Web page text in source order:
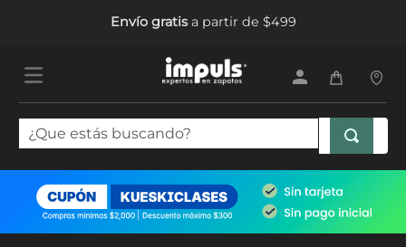
Envío gratisa partir de $499
¿Que estás buscando?
TÉRMINOS MÁS BUSCADOS
.
tenis mujer